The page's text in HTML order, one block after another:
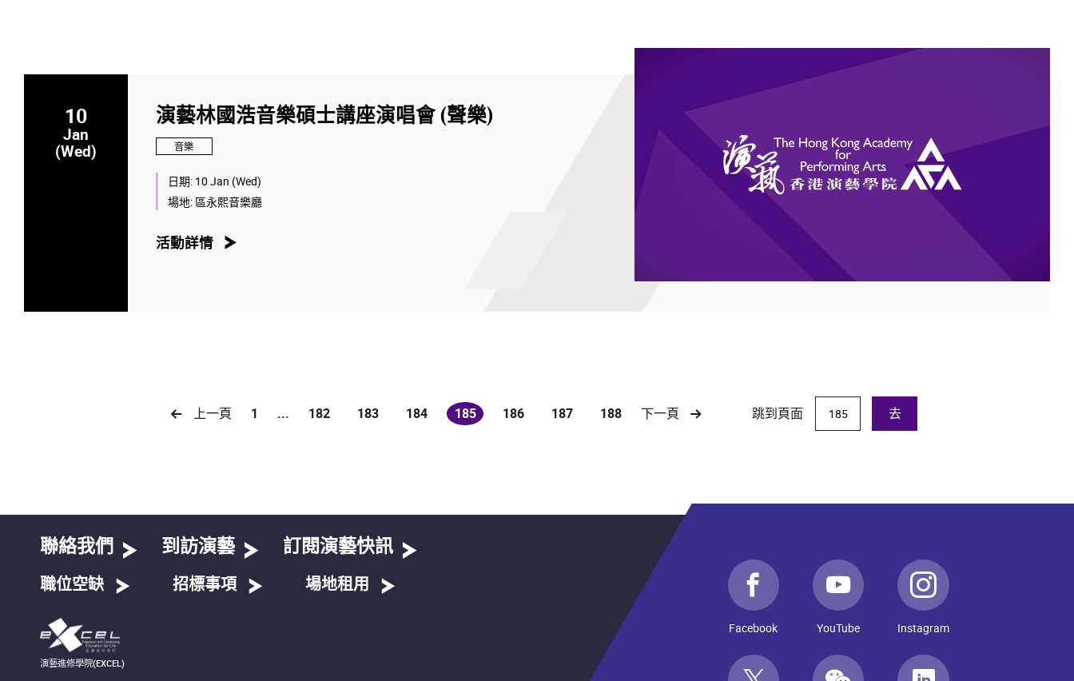
10
Jan
(Wed)
演藝林國浩音樂碩士講座演唱會 (聲樂)
音樂
日期: 10 Jan (Wed)
場地:區永熙音樂廳
活動詳情
上一頁 1 ... 182 183 184 185
(current) 186 187 188 下一頁 跳到頁面 去
聯絡我們 到訪演藝 訂閱演藝快訊
職位空缺 招標事項 場地租用
演藝進修學院(EXCEL)
Facebook YouTube Instagram